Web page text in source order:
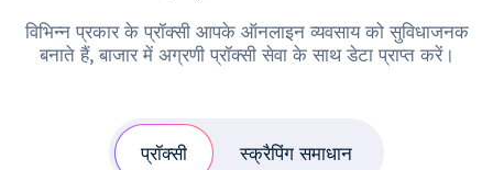
विभिन्न प्रकार के प्रॉक्सी आपके ऑनलाइन व्यवसाय को सुविधाजनक
बनाते हैं, बाजार में अग्रणी प्रॉक्सी सेवा के साथ डेटा प्राप्त करें।
प्रॉक्सी स्क्रैपिंग समाधान